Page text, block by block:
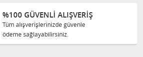
%100 GÜVENLİ ALIŞVERİŞ
Tüm alışverişlerinizde güvenle
ödeme sağlayabilirsiniz.